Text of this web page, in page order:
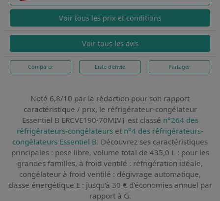
Voir tous les prix et conditions
Voir tous les avis
Comparer Liste d'envie Partager
Noté 6,8/10 par la rédaction pour son rapport
caractéristique / prix, le réfrigérateur-congélateur
Essentiel B ERCVE190-70MIV1 est classé n°264 des
réfrigérateurs-congélateurs et n°4 des réfrigérateurs-
congélateurs Essentiel B. Découvrez ses caractéristiques
principales : pose libre, volume total de 435,0 L : pour les
grandes familles, à froid ventilé : réfrigération idéale,
congélateur à froid ventilé : dégivrage automatique,
classe énergétique E : jusqu'à 30 € d'économies annuel par
rapport à G.